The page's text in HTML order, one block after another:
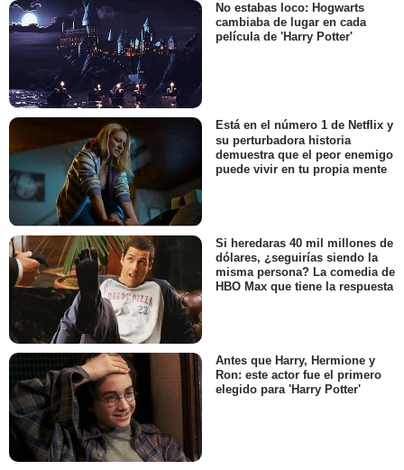
No estabas loco: Hogwarts
cambiaba de lugar en cada
película de 'Harry Potter'
Está en el número 1 de Netflix y
su perturbadora historia
demuestra que el peor enemigo
puede vivir en tu propia mente
Si heredaras 40 mil millones de
dólares, ¿seguirías siendo la
misma persona? La comedia de
HBO Max que tiene la respuesta
Antes que Harry, Hermione y
Ron: este actor fue el primero
elegido para 'Harry Potter'